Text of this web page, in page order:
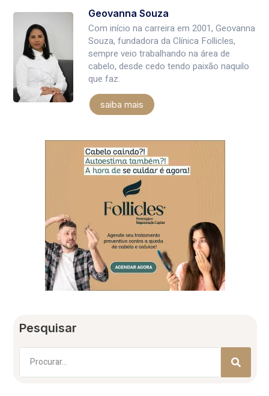
Geovanna Souza
Com início na carreira em 2001, Geovanna
Souza, fundadora da Clínica Follicles,
sempre veio trabalhando na área de
cabelo, desde cedo tendo paixão naquilo
que faz.
saiba mais
Pesquisar